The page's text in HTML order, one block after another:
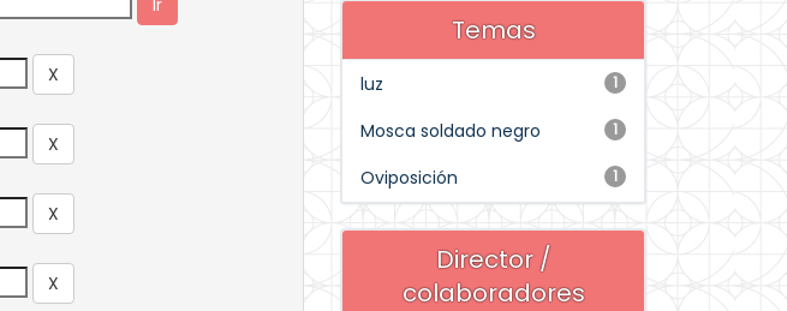
Temas
1
luz
1
Mosca soldado negro
1
Oviposición
Director /
colaboradores